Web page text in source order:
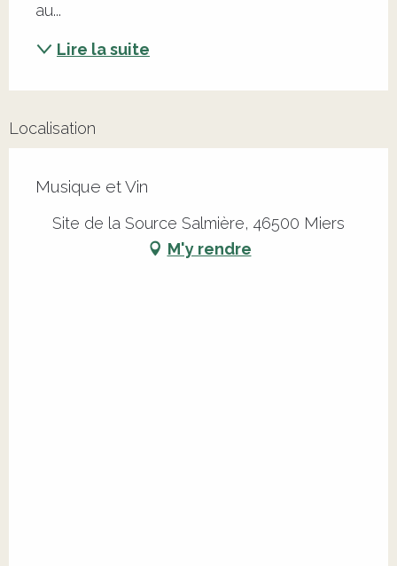
au...
Lire la suite
Localisation
Musique et Vin
Site de la Source Salmière, 46500 Miers
M'y rendre